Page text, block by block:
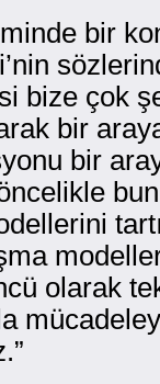
bir
bize çok
bir
bir
öncelikle
olarak